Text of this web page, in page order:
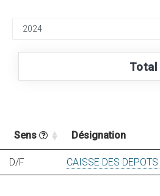
Total
Sens Désignation
D/F CAISSE DES